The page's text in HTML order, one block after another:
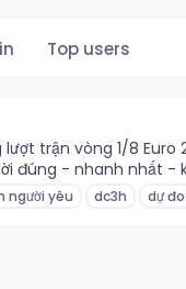
Top users
trận vòng 1/8
đúng - nhanh nhất -
người yêu dc3h dự